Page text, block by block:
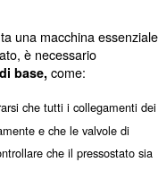
e le abitudini di
i collegamenti dei
valvole di scarico
l'interruttore di
il cavo di